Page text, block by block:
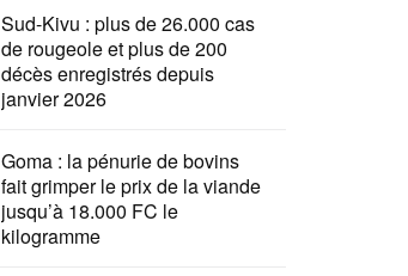
Sud-Kivu : plus de 26.000 cas
de rougeole et plus de 200
décès enregistrés depuis
janvier 2026
Goma : la pénurie de bovins
fait grimper le prix de la viande
jusqu’à 18.000 FC le
kilogramme